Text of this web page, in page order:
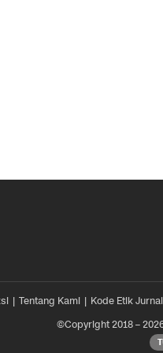
Tentang Kami Kode Etik
©Copyright 2018 –